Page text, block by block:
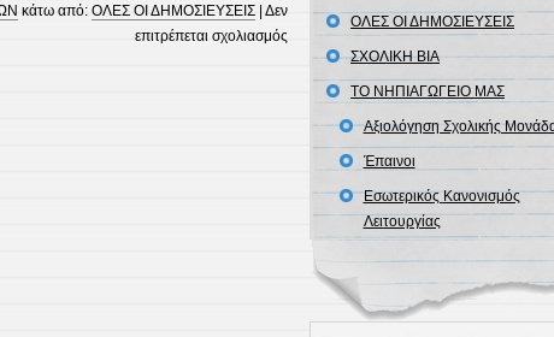
κάτω από: ΟΛΕΣ ΟΙ ΔΗΜΟΣΙΕΥΣΕΙΣ| Δεν
επιτρέπεται σχολιασμόςστο
ΠΡΟΣΚΛΗΣΗ
ΟΛΕΣ ΟΙ ΔΗΜΟΣΙΕΥΣΕΙΣ
ΣΧΟΛΙΚΗ ΒΙΑ
ΤΟ ΝΗΠΙΑΓΩΓΕΙΟ ΜΑΣ
Αξιολόγηση Σχολικής
Έπαινοι
Εσωτερικός Κανονισμός
Λειτουργίας